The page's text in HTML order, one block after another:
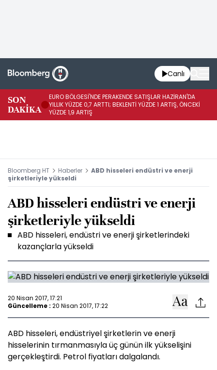
Canlı
SON
DAKİKA
EURO BÖLGESİ'NDE PERAKENDE SATIŞLAR HAZİRAN'DA
YILLIK YÜZDE 0,7 ARTTI; BEKLENTİ YÜZDE 1 ARTIŞ, ÖNCEKİ
YÜZDE 1,9 ARTIŞ
Bloomberg HT Haberler
ABD hisseleri endüstri ve enerji
şirketleriyle yükseldi
ABD hisseleri endüstri ve enerji
şirketleriyle yükseldi
ABD hisseleri, endüstri ve enerji şirketlerindeki
kazançlarla yükseldi
20 Nisan 2017, 17:21
Güncelleme : 20 Nisan 2017, 17:22
ABD hisseleri, endüstriyel şirketlerin ve enerji
hisselerinin tırmanmasıyla üç günün ilk yükselişini
gerçekleştirdi. Petrol fiyatları dalgalandı.